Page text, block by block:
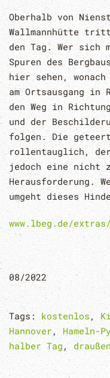
Oberhalb von
Wallmannhütte
den Tag. Wer sich
Spuren des
hier sehen,
am Ortsausgang in
den Weg in
und der
folgen. Die
rollentauglich,
jedoch eine nicht
Herausforderung.
umgeht dieses
www.lbeg.de/
08/2022
Tags: kostenlos,
Hannover , Hameln-
halber Tag , draußen